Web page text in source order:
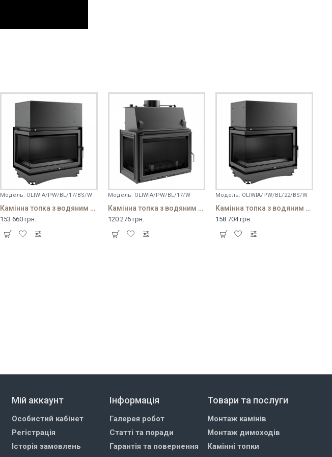
Модель: OLIWIA/PW/BL/17/BS/W
Камінна топка з водяним контуром Oliwia/PW/BL/17/BS/W
153 660 грн.
Модель: OLIWIA/PW/BL/17/W
Камінна топка з водяним контуром Oliwia/PW/BL/17/W
120 276 грн.
Модель: OLIWIA/PW/BL/22/BS/W
Камінна топка з водяним контуром Oliwia/PW/BL/22/BS/W
158 704 грн.
Мій аккаунт
Особистий кабінет
Регістрація
Історія замовлень
Інформація
Галерея робот
Статті та поради
Гарантія та повернення
Товари та послуги
Монтаж камінів
Монтаж димоходів
Камінні топки